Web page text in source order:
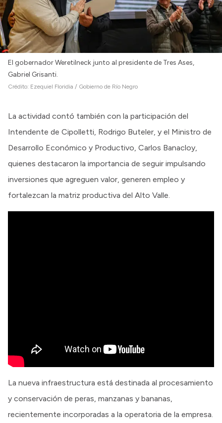
El gobernador Weretilneck junto al presidente de Tres Ases,
Gabriel Grisanti.
Crédito: Ezequiel Floridia / Gobierno de Río Negro
La actividad contó también con la participación del
Intendente de Cipolletti, Rodrigo Buteler, y el Ministro de
Desarrollo Económico y Productivo, Carlos Banacloy,
quienes destacaron la importancia de seguir impulsando
inversiones que agreguen valor, generen empleo y
fortalezcan la matriz productiva del Alto Valle.
La nueva infraestructura está destinada al procesamiento
y conservación de peras, manzanas y bananas,
recientemente incorporadas a la operatoria de la empresa.